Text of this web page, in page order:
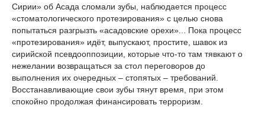
Сирии» об Асада сломали зубы, наблюдается процесс
«стоматологического протезирования» с целью снова
попытаться разгрызть «асадовские орехи»... Пока процесс
«протезирования» идёт, выпускают, простите, шавок из
сирийской псевдооппозиции, которые что-то там тявкают о
нежелании возвращаться за стол переговоров до
выполнения их очередных – стопятых – требований.
Восстанавливающие свои зубы тянут время, при этом
спокойно продолжая финансировать терроризм.